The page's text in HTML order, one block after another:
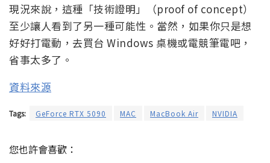
現況來說，這種「技術證明」（proof of concept）
至少讓人看到了另一種可能性。當然，如果你只是想
好好打電動，去買台 Windows 桌機或電競筆電吧，
省事太多了。
資料來源
Tags: GeForce RTX 5090 MAC MacBook Air NVIDIA
您也許會喜歡：